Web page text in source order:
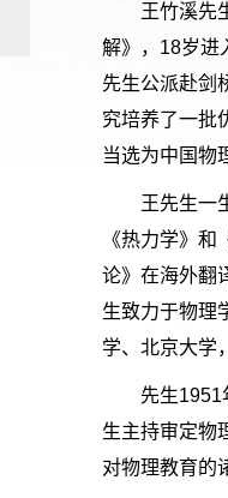
王竹溪先
解》，18岁进
先生公派赴剑
究培养了一批
当选为中国物
王先生一
《热力学》
论》在海外翻
生致力于物理
学、北京大学
先生1951
生主持审定物
对物理教育的